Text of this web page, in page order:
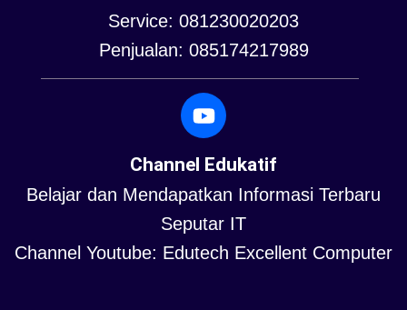
Service: 081230020203
Penjualan: 085174217989
Channel Edukatif
Belajar dan Mendapatkan Informasi Terbaru
Seputar IT
Channel Youtube: Edutech Excellent Computer